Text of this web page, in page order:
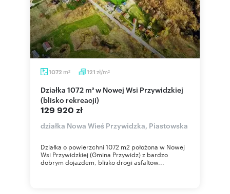
1072 m2 121 zł/m2
Działka 1072 m² w Nowej Wsi Przywidzkiej
(blisko rekreacji)
129 920 zł
działka Nowa Wieś Przywidzka, Piastowska
Działka o powierzchni 1072 m2 położona w Nowej
Wsi Przywidzkiej (Gmina Przywidz) z bardzo
dobrym dojazdem, blisko drogi asfaltow...